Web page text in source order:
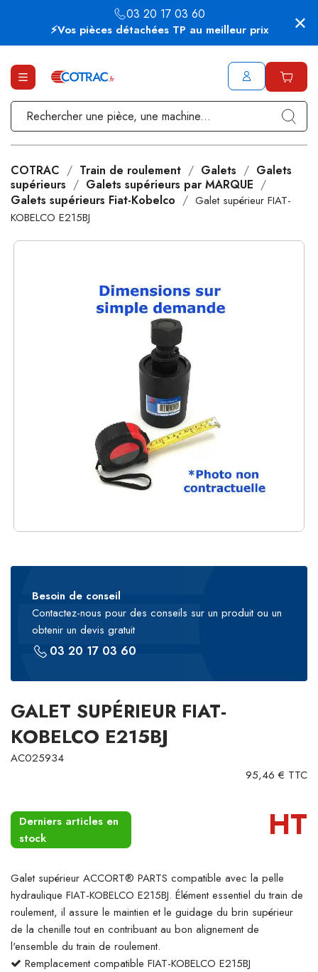
⚡Vos pièces détachées TP au meilleur prix
03 20 17 03 60
COTRAC Train de roulement Galets
Galets
supérieurs
Galets supérieurs par MARQUE
Galets supérieurs Fiat-Kobelco
Galet supérieur FIAT-
KOBELCO E215BJ
Besoin de conseil
Contactez-nous pour des conseils sur un produit ou un
obtenir un devis gratuit
03 20 17 03 60
GALET SUPÉRIEUR FIAT-
KOBELCO E215BJ
AC025934
95,46 € TTC
Derniers articles en
stock
HT
Galet supérieur ACCORT® PARTS compatible avec la pelle
hydraulique FIAT-KOBELCO E215BJ. Élément essentiel du train de
roulement, il assure le maintien et le guidage du brin supérieur
de la chenille tout en contribuant au bon alignement de
l'ensemble du train de roulement.
Remplacement compatible FIAT-KOBELCO E215BJ